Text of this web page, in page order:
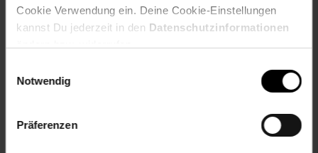
Cookie Verwendung ein. Deine Cookie-Einstellungen
kannst Du jederzeit in den Datenschutzinformationen
Notwendig
Präferenzen
productSafety Name: Shimano Europe B.V.
Ärmel: lange Ärmel
Größe: M
EAN: 8717009599221